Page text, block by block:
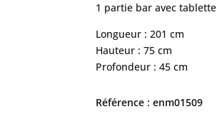
1 partie bar avec tablette
Longueur : 201 cm
Hauteur : 75 cm
Profondeur : 45 cm
Référence : enm01509